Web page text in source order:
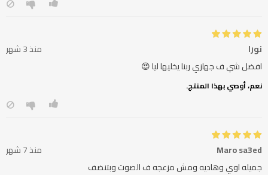
نورا
منذ 3 شهر
افضل شي ف جهازي ربنا يخليها ليا 😍
نعم، أوصي بهذا المنتج.
Maro sa3ed
منذ 7 شهر
جميله اوي وهاديه ومش مزعجه ف الصوت وبتنضف